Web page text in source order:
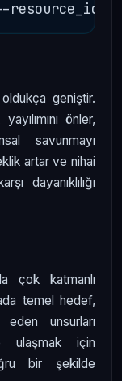
geniştir.
önler,
savunmayı
artar ve nihai
dayanıklılığı
çok katmanlı
temel hedef,
eden unsurları
ulaşmak için
bir şekilde